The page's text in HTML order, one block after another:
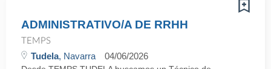
ADMINISTRATIVO/A DE RRHH
TEMPS
Tudela, Navarra 04/06/2026